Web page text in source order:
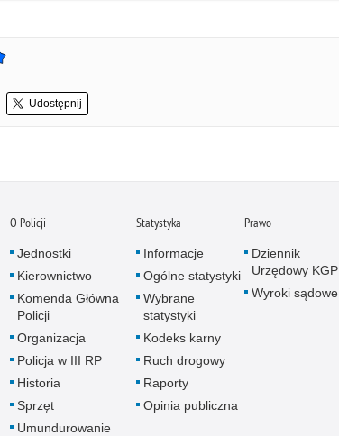
Udostępnij
O Policji
Jednostki
Kierownictwo
Komenda Główna
Policji
Organizacja
Policja w III RP
Historia
Sprzęt
Umundurowanie
Statystyka
Informacje
Ogólne statystyki
Wybrane
statystyki
Kodeks karny
Ruch drogowy
Raporty
Opinia publiczna
Prawo
Dziennik
Urzędowy KGP
Wyroki sądowe